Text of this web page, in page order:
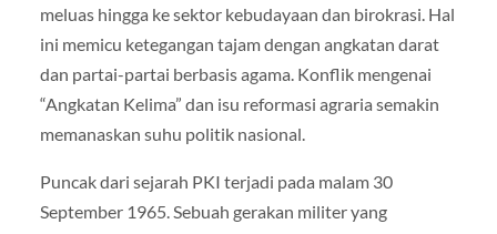
meluas hingga ke sektor kebudayaan dan birokrasi. Hal
ini memicu ketegangan tajam dengan angkatan darat
dan partai-partai berbasis agama. Konflik mengenai
“Angkatan Kelima” dan isu reformasi agraria semakin
memanaskan suhu politik nasional.
Puncak dari sejarah PKI terjadi pada malam 30
September 1965. Sebuah gerakan militer yang